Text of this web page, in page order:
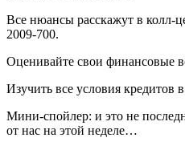
Все нюансы расскажут в колл-
2009-700.
Оценивайте свои финансовые
Изучить все условия
Мини-спойлер: и это не
от нас на этой неделе…